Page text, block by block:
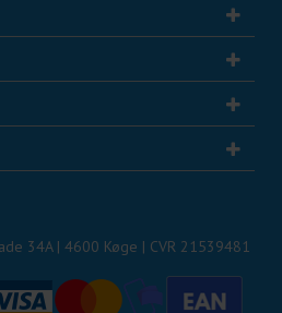
34A | 4600 Køge | CVR 21539481